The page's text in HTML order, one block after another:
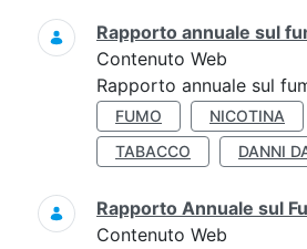
Rapporto annuale sul
Contenuto Web
Rapporto annuale sul
FUMO NICOTINA
TABACCO
DANNI
Rapporto Annuale sul
Contenuto Web